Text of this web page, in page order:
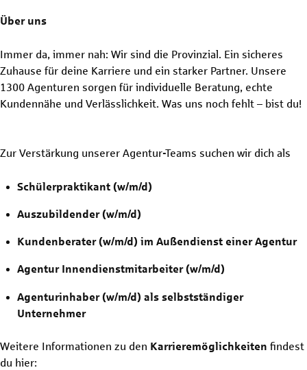
Über uns
Immer da, immer nah: Wir sind die Provinzial. Ein sicheres
Zuhause für deine Karriere und ein starker Partner. Unsere
1300 Agenturen sorgen für individuelle Beratung, echte
Kundennähe und Verlässlichkeit. Was uns noch fehlt – bist du!
Zur Verstärkung unserer Agentur-Teams suchen wir dich als
Schülerpraktikant (w/m/d)
Auszubildender (w/m/d)
Kundenberater (w/m/d) im Außendienst einer Agentur
Agentur Innendienstmitarbeiter (w/m/d)
Agenturinhaber (w/m/d) als selbstständiger
Unternehmer
Weitere Informationen zu den Karrieremöglichkeiten findest
du hier: